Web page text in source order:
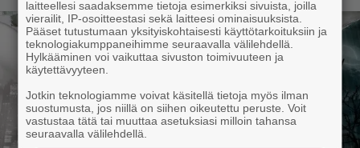
laitteellesi saadaksemme tietoja esimerkiksi sivuista, joilla
vierailit, IP-osoitteestasi sekä laitteesi ominaisuuksista.
Pääset tutustumaan yksityiskohtaisesti käyttötarkoituksiin ja
teknologiakumppaneihimme seuraavalla välilehdellä.
Hylkääminen voi vaikuttaa sivuston toimivuuteen ja
käytettävyyteen.
Jotkin teknologiamme voivat käsitellä tietoja myös ilman
suostumusta, jos niillä on siihen oikeutettu peruste. Voit
vastustaa tätä tai muuttaa asetuksiasi milloin tahansa
seuraavalla välilehdellä.